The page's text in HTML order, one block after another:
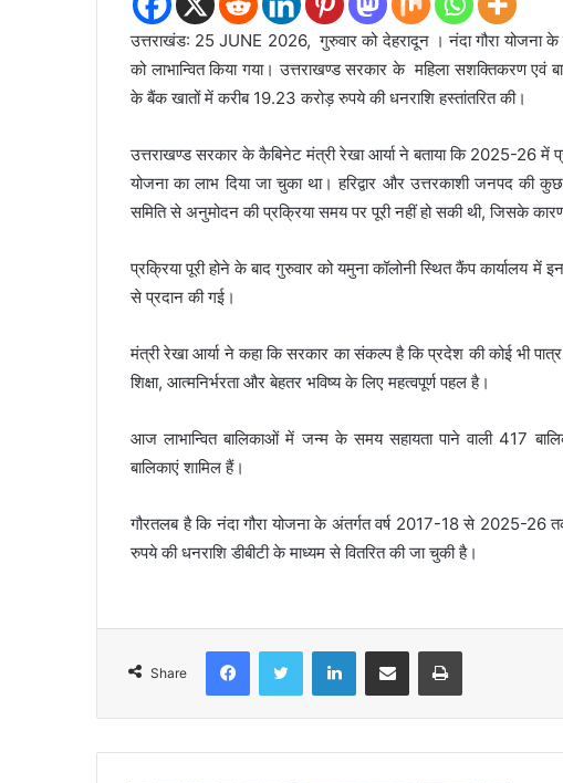
उत्तराखंड: 25 JUNE 2026, गुरुवार को देहरादून । नंदा गौरा योजना
को लाभान्वित किया गया। उत्तराखण्ड सरकार के महिला सशक्तिकरण एवं
के बैंक खातों में करीब 19.23 करोड़ रुपये की धनराशि हस्तांतरित की।
उत्तराखण्ड सरकार के कैबिनेट मंत्री रेखा आर्या ने बताया कि 2025-26
योजना का लाभ दिया जा चुका था। हरिद्वार और उत्तरकाशी जनपद की
समिति से अनुमोदन की प्रक्रिया समय पर पूरी नहीं हो सकी थी, जिसके
प्रक्रिया पूरी होने के बाद गुरुवार को यमुना कॉलोनी स्थित कैंप कार्यालय में
से प्रदान की गई।
मंत्री रेखा आर्या ने कहा कि सरकार का संकल्प है कि प्रदेश की कोई भी
शिक्षा, आत्मनिर्भरता और बेहतर भविष्य के लिए महत्वपूर्ण पहल है।
आज लाभान्वित बालिकाओं में जन्म के समय सहायता पाने वाली 417
बालिकाएं शामिल हैं।
गौरतलब है कि नंदा गौरा योजना के अंतर्गत वर्ष 2017-18 से 2025-
रुपये की धनराशि डीबीटी के माध्यम से वितरित की जा चुकी है।
Share